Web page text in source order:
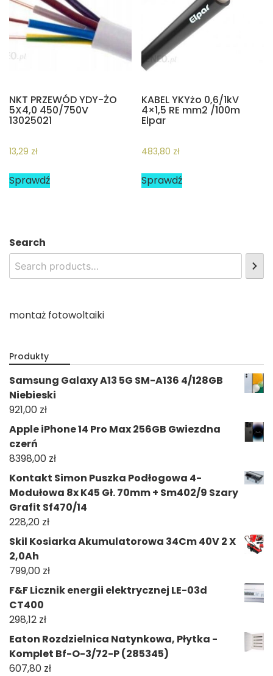
NKT PRZEWÓD YDY-ŻO
5X4,0 450/750V
13025021
13,29 zł
Sprawdź
KABEL YKYżo 0,6/1kV
4×1,5 RE mm2 /100m
Elpar
483,80 zł
Sprawdź
Search
montaż fotowoltaiki
Produkty
Samsung Galaxy A13 5G SM-A136 4/128GB
Niebieski
921,00 zł
Apple iPhone 14 Pro Max 256GB Gwiezdna
czerń
8398,00 zł
Kontakt Simon Puszka Podłogowa 4-
Modułowa 8x K45 Gł. 70mm + Sm402/9 Szary
Grafit Sf470/14
228,20 zł
Skil Kosiarka Akumulatorowa 34Cm 40V 2 X
2,0Ah
799,00 zł
F&F Licznik energii elektrycznej LE-03d
CT400
298,12 zł
Eaton Rozdzielnica Natynkowa, Płytka -
Komplet Bf-O-3/72-P (285345)
607,80 zł